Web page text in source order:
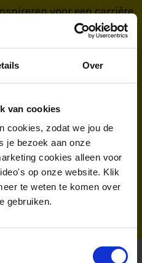
Over
van cookies
cookies, zodat we jou de
je bezoek aan onze
cookies alleen voor
op onze website. Klik
te weten te komen over
gebruiken.
voor een carrière
Energy Coalition ben
van het
symposium en werk in
Werkt: H2 Train and
ik mij in voor de
Coalition via de
Eventmanagement